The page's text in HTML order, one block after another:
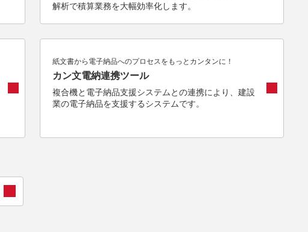
解析で積算業務を大幅効率化します。
紙文書から電子納品へのプロセスをもっとカンタンに！
カン文電納連携ツール
複合機と電子納品支援システムとの連携により、建設
業の電子納品を支援するシステムです。